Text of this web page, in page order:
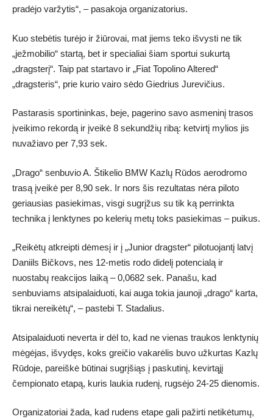
pradėjo varžytis“, – pasakoja organizatorius.
Kuo stebėtis turėjo ir žiūrovai, mat jiems teko išvysti ne tik
„ježmobilio“ startą, bet ir specialiai šiam sportui sukurtą
„dragsterį“. Taip pat startavo ir „Fiat Topolino Altered“
„dragsteris“, prie kurio vairo sėdo Giedrius Jurevičius.
Pastarasis sportininkas, beje, pagerino savo asmeninį trasos
įveikimo rekordą ir įveikė 8 sekundžių ribą: ketvirtį mylios jis
nuvažiavo per 7,93 sek.
„Drago“ senbuvio A. Štikelio BMW Kazlų Rūdos aerodromo
trasą įveikė per 8,90 sek. Ir nors šis rezultatas nėra piloto
geriausias pasiekimas, visgi sugrįžus su tik ką perrinkta
technika į lenktynes po kelerių metų toks pasiekimas – puikus.
„Reikėtų atkreipti dėmesį ir į „Junior dragster“ pilotuojantį latvį
Daniils Bičkovs, nes 12-metis rodo didelį potencialą ir
nuostabų reakcijos laiką – 0,0682 sek. Panašu, kad
senbuviams atsipalaiduoti, kai auga tokia jaunoji „drago“ karta,
tikrai nereikėtų“, – pastebi T. Stadalius.
Atsipalaiduoti neverta ir dėl to, kad ne vienas traukos lenktynių
mėgėjas, išvydęs, koks greičio vakarėlis buvo užkurtas Kazlų
Rūdoje, pareiškė būtinai sugrįšiąs į paskutinį, kevirtąjį
čempionato etapą, kuris laukia rudenį, rugsėjo 24-25 dienomis.
Organizatoriai žada, kad rudens etape gali pažirti netikėtumų,